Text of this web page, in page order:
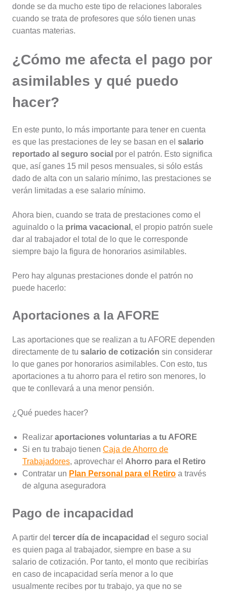
donde se da mucho este tipo de relaciones laborales
cuando se trata de profesores que sólo tienen unas
cuantas materias.
¿Cómo me afecta el pago por
asimilables y qué puedo
hacer?
En este punto, lo más importante para tener en cuenta
es que las prestaciones de ley se basan en el salario
reportado al seguro social por el patrón. Esto significa
que, así ganes 15 mil pesos mensuales, si sólo estás
dado de alta con un salario mínimo, las prestaciones se
verán limitadas a ese salario mínimo.
Ahora bien, cuando se trata de prestaciones como el
aguinaldo o la prima vacacional , el propio patrón suele
dar al trabajador el total de lo que le corresponde
siempre bajo la figura de honorarios asimilables.
Pero hay algunas prestaciones donde el patrón no
puede hacerlo:
Aportaciones a la AFORE
Las aportaciones que se realizan a tu AFORE dependen
directamente de tu salario de cotización sin considerar
lo que ganes por honorarios asimilables. Con esto, tus
aportaciones a tu ahorro para el retiro son menores, lo
que te conllevará a una menor pensión.
¿Qué puedes hacer?
Realizar aportaciones voluntarias a tu AFORE
Si en tu trabajo tienen Caja de Ahorro de
Trabajadores, aprovechar el Ahorro para el Retiro
Contratar un Plan Personal para el Retiro a través
de alguna aseguradora
Pago de incapacidad
A partir del tercer día de incapacidad el seguro social
es quien paga al trabajador, siempre en base a su
salario de cotización. Por tanto, el monto que recibirías
en caso de incapacidad sería menor a lo que
usualmente recibes por tu trabajo, ya que no se